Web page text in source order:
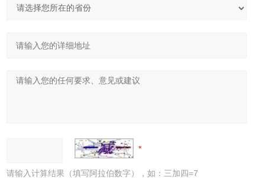
请输入计算结果（填写阿拉伯数字），如：三加四=7